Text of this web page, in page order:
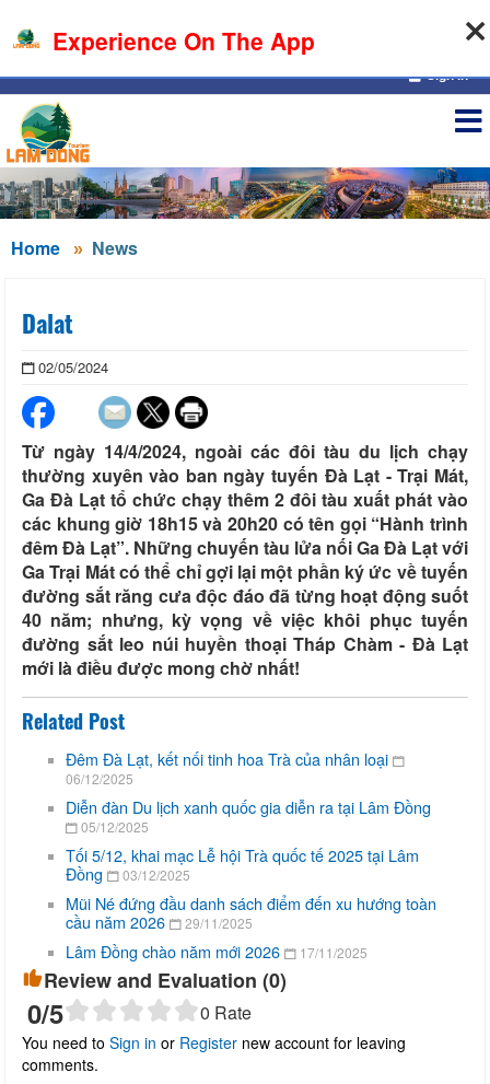
10-08-2026, 01:47:19
Sign in
Home News
Dalat
02/05/2024
Từ ngày 14/4/2024, ngoài các đôi tàu du lịch chạy
thường xuyên vào ban ngày tuyến Đà Lạt - Trại Mát,
Ga Đà Lạt tổ chức chạy thêm 2 đôi tàu xuất phát vào
các khung giờ 18h15 và 20h20 có tên gọi “Hành trình
đêm Đà Lạt”. Những chuyến tàu lửa nối Ga Đà Lạt với
Ga Trại Mát có thể chỉ gợi lại một phần ký ức về tuyến
đường sắt răng cưa độc đáo đã từng hoạt động suốt
40 năm; nhưng, kỳ vọng về việc khôi phục tuyến
đường sắt leo núi huyền thoại Tháp Chàm - Đà Lạt
mới là điều được mong chờ nhất!
Related Post
Đêm Đà Lạt, kết nối tinh hoa Trà của nhân loại
06/12/2025
Diễn đàn Du lịch xanh quốc gia diễn ra tại Lâm Đồng
05/12/2025
Tối 5/12, khai mạc Lễ hội Trà quốc tế 2025 tại Lâm
Đồng
03/12/2025
Mũi Né đứng đầu danh sách điểm đến xu hướng toàn
cầu năm 2026
29/11/2025
Lâm Đồng chào năm mới 2026 17/11/2025
Review and Evaluation (0)
0/5 0 Rate
You need to Sign in or Register new account for leaving
comments.
Experience On The App